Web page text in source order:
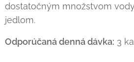
dostatočným množstvom
jedlom.
Odporúčaná denná dávka: 3